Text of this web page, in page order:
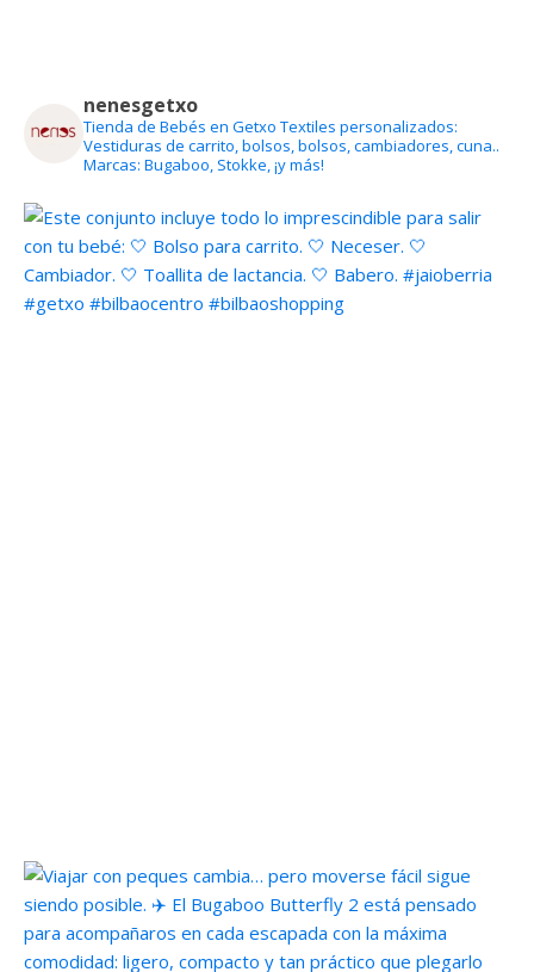
nenesgetxo
Tienda de Bebés en Getxo Textiles personalizados:
Vestiduras de carrito, bolsos, bolsos, cambiadores, cuna..
Marcas: Bugaboo, Stokke, ¡y más!